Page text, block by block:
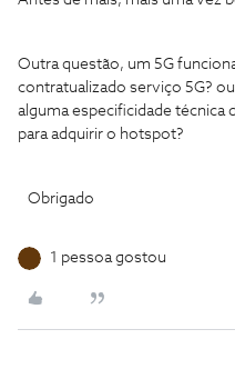
Outra questão, um 5G
contratualizado serviço 5G?
alguma especificidade técnica
para adquirir o hotspot?
Obrigado
1 pessoa gostou